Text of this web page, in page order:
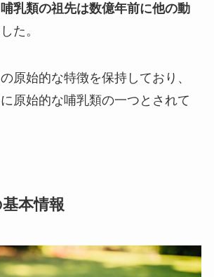
哺乳類の祖先は数億年前に他の動
た。
原始的な特徴を保持しており、
原始的な哺乳類の一つとされて
本情報